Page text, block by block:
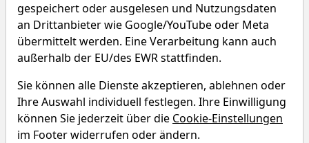
16,156 $ +1,04 %
Echtzeit-Aktienkurs 07.08.2026, 19:59 Uhr
Apple Hospitality REIT
Fundamentaldaten & Analysen
gespeichert oder ausgelesen und Nutzungsdaten
an Drittanbieter wie Google/YouTube oder Meta
übermittelt werden. Eine Verarbeitung kann auch
außerhalb der EU/des EWR stattfinden.
Sie können alle Dienste akzeptieren, ablehnen oder
Ihre Auswahl individuell festlegen. Ihre Einwilligung
können Sie jederzeit über die Cookie-Einstellungen
im Footer widerrufen oder ändern.